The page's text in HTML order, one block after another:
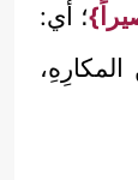
؛ أي: